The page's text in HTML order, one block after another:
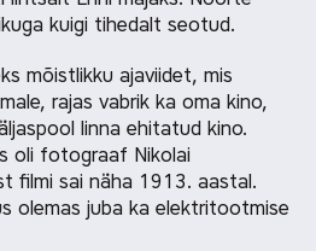
kuigi tihedalt seotud.
mõistlikku ajaviidet, mis
rajas vabrik ka oma kino,
linna ehitatud kino.
oli fotograaf Nikolai
filmi sai näha 1913. aastal.
olemas juba ka elektritootmise